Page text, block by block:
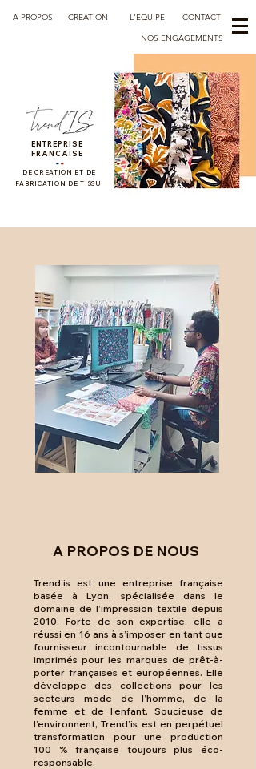
A PROPOS CREATION L'EQUIPE
CONTACT
NOS ENGAGEMENTS
ENTREPRISE
FRANCAISE
DE CREATION ET DE
FABRICATION DE TISSU
A PROPOS DE NOUS
Trend’is est une entreprise française
basée à Lyon, spécialisée dans le
domaine de l’impression textile depuis
2010. Forte de son expertise, elle a
réussi en 16 ans à s’imposer en tant que
fournisseur incontournable de tissus
imprimés pour les marques de prêt-à-
porter françaises et européennes. Elle
développe des collections pour les
secteurs mode de l’homme, de la
femme et de l’enfant. Soucieuse de
l’environnent, Trend’is est en perpétuel
transformation pour une production
100 % française toujours plus éco-
responsable.